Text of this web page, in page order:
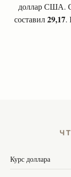
доллар США.
составил29,17.
Курс доллара